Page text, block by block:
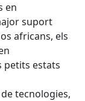
en
suport
africans, els
petits estats
tecnologies,